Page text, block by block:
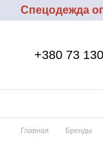
Перейти к
Спецодежда
+380 73
Главная Бренды